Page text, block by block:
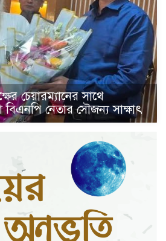
চেয়ারম্যানের সাথে
নেতার সৌজন্য সাক্ষাৎ